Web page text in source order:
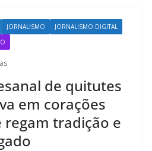
JORNALISMO
JORNALISMO DIGITAL
de quitutes
em corações
tradição e